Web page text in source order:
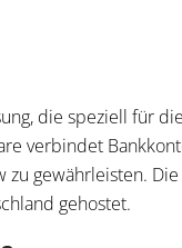
die speziell für
verbindet
zu gewährleisten.
gehostet.